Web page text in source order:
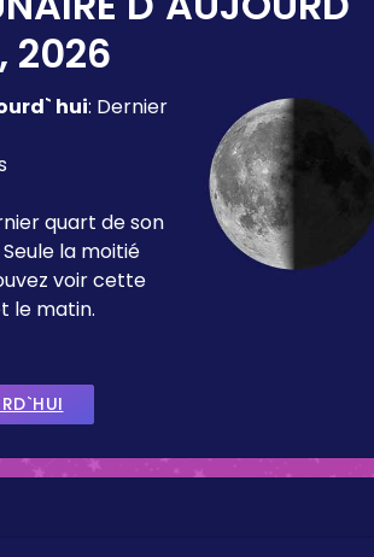
2026
hui: Dernier
quart de son
la moitié
voir cette
le matin.